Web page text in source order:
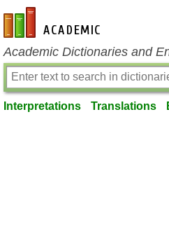
en-academic.com
Academic Dictionaries and
Interpretations Translations